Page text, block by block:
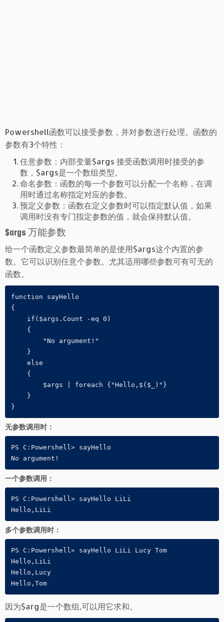
Powershell函数可以接受参数，并对参数进行处理。函数的
参数有3个特性：
任意参数：内部变量$args 接受函数调用时接受的参
数，$args是一个数组类型。
命名参数：函数的每一个参数可以分配一个名称，在调
用时通过名称指定对应的参数。
预定义参数：函数在定义参数时可以指定默认值，如果
调用时没有专门指定参数的值，就会保持默认值。
$args 万能参数
给一个函数定义参数最简单的是使用$args这个内置的参
数。它可以识别任意个参数。尤其适用哪些参数可有可无的
函数。
function sayHello
{
    if($args.Count -eq 0)
    {
        "No argument!"
    }
    else
    {
        $args | foreach {"Hello,$($_)"}
    }
}
无参数调用时：
PS C:Powershell> sayHello
No argument!
一个参数调用：
PS C:Powershell> sayHello LiLi
Hello,LiLi
多个参数调用时：
PS C:Powershell> sayHello LiLi Lucy Tom
Hello,LiLi
Hello,Lucy
Hello,Tom
因为$arg是一个数组,可以用它求和。